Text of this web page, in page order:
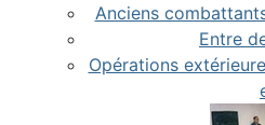
Anciens
Entre
Opérations